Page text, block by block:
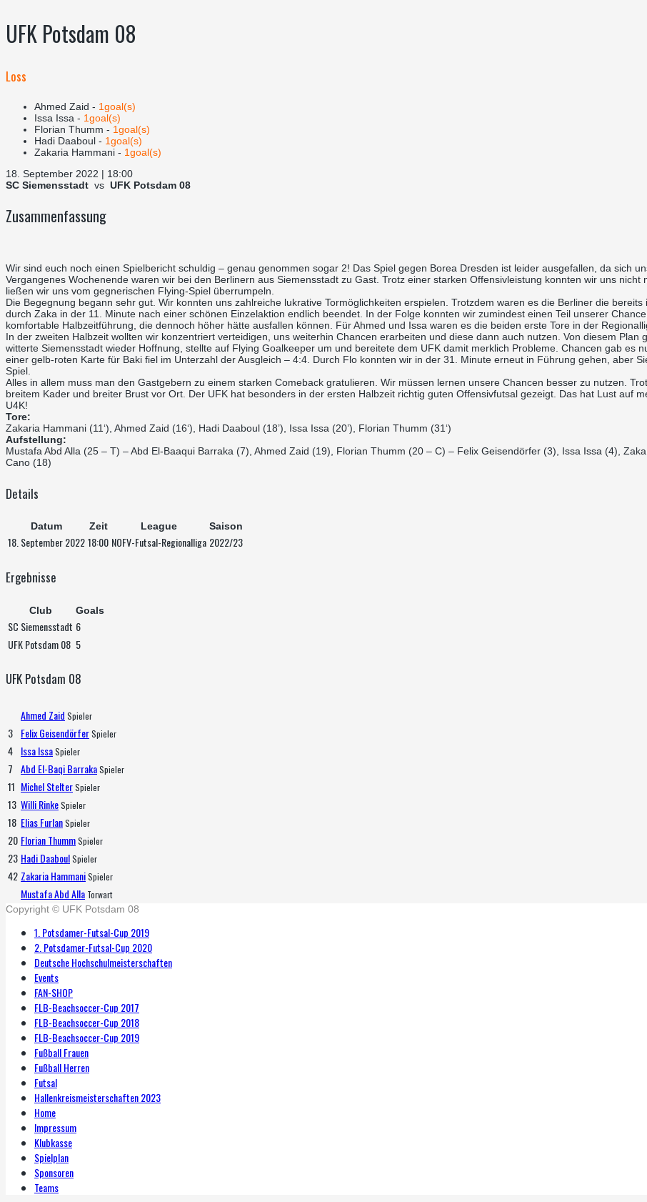
UFK Potsdam 08
Loss
Ahmed Zaid - 1goal(s)
Issa Issa - 1goal(s)
Florian Thumm - 1goal(s)
Hadi Daaboul - 1goal(s)
Zakaria Hammani - 1goal(s)
18. September 2022 | 18:00
SC Siemensstadt vs UFK Potsdam 08
Zusammenfassung
Wir sind euch noch einen Spielbericht schuldig – genau genommen sogar 2! Das Spiel gegen Borea Dresden ist leider ausgefallen, da sich
Vergangenes Wochenende waren wir bei den Berlinern aus Siemensstadt zu Gast. Trotz einer starken Offensivleistung konnten wir uns
ließen wir uns vom gegnerischen Flying-Spiel überrumpeln.
Die Begegnung begann sehr gut. Wir konnten uns zahlreiche lukrative Tormöglichkeiten erspielen. Trotzdem waren es die Berliner die
durch Zaka in der 11. Minute nach einer schönen Einzelaktion endlich beendet. In der Folge konnten wir zumindest einen Teil unserer
komfortable Halbzeitführung, die dennoch höher hätte ausfallen können. Für Ahmed und Issa waren es die beiden erste Tore in der
In der zweiten Halbzeit wollten wir konzentriert verteidigen, uns weiterhin Chancen erarbeiten und diese dann auch nutzen. Von diesem
witterte Siemensstadt wieder Hoffnung, stellte auf Flying Goalkeeper um und bereitete dem UFK damit merklich Probleme. Chancen gab es
einer gelb-roten Karte für Baki fiel im Unterzahl der Ausgleich – 4:4. Durch Flo konnten wir in der 31. Minute erneut in Führung gehen, aber
Spiel.
Alles in allem muss man den Gastgebern zu einem starken Comeback gratulieren. Wir müssen lernen unsere Chancen besser zu nutzen.
breitem Kader und breiter Brust vor Ort. Der UFK hat besonders in der ersten Halbzeit richtig guten Offensivfutsal gezeigt. Das hat Lust auf
U4K!
Tore:
Zakaria Hammani (11‘), Ahmed Zaid (16‘), Hadi Daaboul (18’), Issa Issa (20’), Florian Thumm (31‘)
Aufstellung:
Mustafa Abd Alla (25 – T) – Abd El-Baaqui Barraka (7), Ahmed Zaid (19), Florian Thumm (20 – C) – Felix Geisendörfer (3), Issa Issa (4),
Cano (18)
Details
Datum Zeit League Saison
18. September 202218:00 NOFV-Futsal-Regionalliga 2022/23
Ergebnisse
Club Goals
SC Siemensstadt 6
UFK Potsdam 08 5
UFK Potsdam 08
Ahmed Zaid Spieler
3 Felix GeisendörferSpieler
4 Issa IssaSpieler
7 Abd El-Baqi BarrakaSpieler
11 Michel StelterSpieler
13 Willi RinkeSpieler
18 Elias FurlanSpieler
20 Florian ThummSpieler
23 Hadi DaaboulSpieler
42 Zakaria HammaniSpieler
Mustafa Abd Alla Torwart
Copyright © UFK Potsdam 08
1. Potsdamer-Futsal-Cup 2019
2. Potsdamer-Futsal-Cup 2020
Deutsche Hochschulmeisterschaften
Events
FAN-SHOP
FLB-Beachsoccer-Cup 2017
FLB-Beachsoccer-Cup 2018
FLB-Beachsoccer-Cup 2019
Fußball Frauen
Fußball Herren
Futsal
Hallenkreismeisterschaften 2023
Home
Impressum
Klubkasse
Spielplan
Sponsoren
Teams